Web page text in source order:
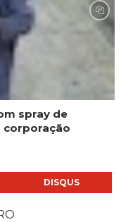
spray de
corporação
DISQUS